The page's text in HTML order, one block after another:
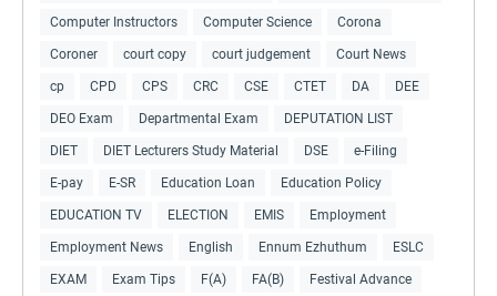
Computer Instructors Computer Science Corona
Coroner court copy court judgement Court News
cp CPD CPS CRC CSE CTET DA DEE
DEO Exam Departmental Exam DEPUTATION LIST
DIET DIET Lecturers Study Material DSE e-Filing
E-pay E-SR Education Loan Education Policy
EDUCATION TV ELECTION EMIS Employment
Employment News English Ennum Ezhuthum ESLC
EXAM Exam Tips F(A) FA(B) Festival Advance